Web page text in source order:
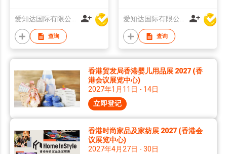
爱知达国际有限公司
查询
爱知达国际有限公司
查询
香港贸发局香港婴儿用品展 2027 (香
港会议展览中心)
2027年1月11日 - 14日
立即登记
香港时尚家品及家纺展 2027 (香港会
议展览中心)
2027年4月27日 - 30日